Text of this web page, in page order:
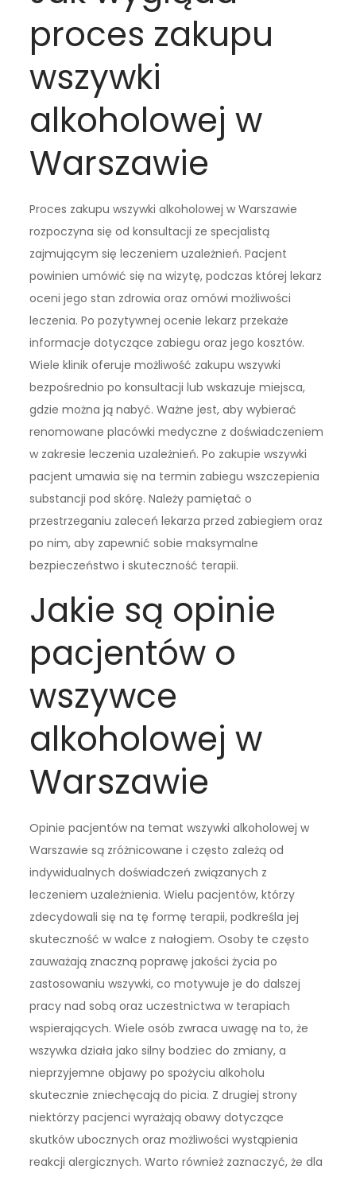
proces zakupu
wszywki
alkoholowej w
Warszawie
Proces zakupu wszywki alkoholowej w Warszawie
rozpoczyna się od konsultacji ze specjalistą
zajmującym się leczeniem uzależnień. Pacjent
powinien umówić się na wizytę, podczas której lekarz
oceni jego stan zdrowia oraz omówi możliwości
leczenia. Po pozytywnej ocenie lekarz przekaże
informacje dotyczące zabiegu oraz jego kosztów.
Wiele klinik oferuje możliwość zakupu wszywki
bezpośrednio po konsultacji lub wskazuje miejsca,
gdzie można ją nabyć. Ważne jest, aby wybierać
renomowane placówki medyczne z doświadczeniem
w zakresie leczenia uzależnień. Po zakupie wszywki
pacjent umawia się na termin zabiegu wszczepienia
substancji pod skórę. Należy pamiętać o
przestrzeganiu zaleceń lekarza przed zabiegiem oraz
po nim, aby zapewnić sobie maksymalne
bezpieczeństwo i skuteczność terapii.
Jakie są opinie
pacjentów o
wszywce
alkoholowej w
Warszawie
Opinie pacjentów na temat wszywki alkoholowej w
Warszawie są zróżnicowane i często zależą od
indywidualnych doświadczeń związanych z
leczeniem uzależnienia. Wielu pacjentów, którzy
zdecydowali się na tę formę terapii, podkreśla jej
skuteczność w walce z nałogiem. Osoby te często
zauważają znaczną poprawę jakości życia po
zastosowaniu wszywki, co motywuje je do dalszej
pracy nad sobą oraz uczestnictwa w terapiach
wspierających. Wiele osób zwraca uwagę na to, że
wszywka działa jako silny bodziec do zmiany, a
nieprzyjemne objawy po spożyciu alkoholu
skutecznie zniechęcają do picia. Z drugiej strony
niektórzy pacjenci wyrażają obawy dotyczące
skutków ubocznych oraz możliwości wystąpienia
reakcji alergicznych. Warto również zaznaczyć, że dla